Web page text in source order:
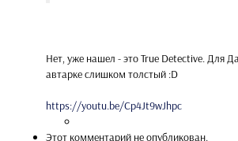
Нет, уже нашел - это True Detective. Для
автарке слишком толстый :D
https://youtu.be/Cp4Jt9wJhpc
Этот комментарий не опубликован.